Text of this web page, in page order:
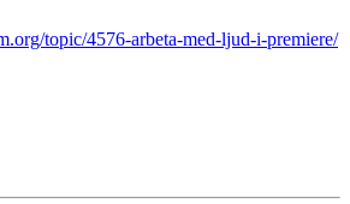
topic/4576-arbeta-med-ljud-i-premiere/